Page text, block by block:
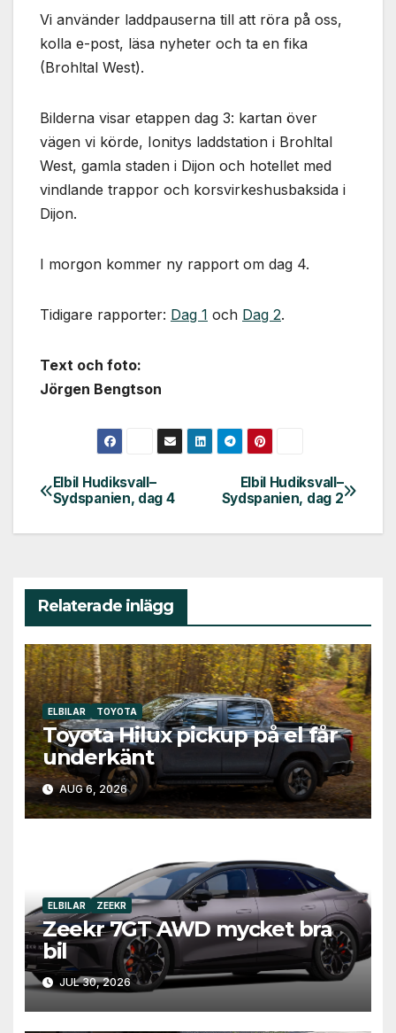
Vi använder laddpauserna till att röra på oss,
kolla e-post, läsa nyheter och ta en fika
(Brohltal West).
Bilderna visar etappen dag 3: kartan över
vägen vi körde, Ionitys laddstation i Brohltal
West, gamla staden i Dijon och hotellet med
vindlande trappor och korsvirkeshusbaksida i
Dijon.
I morgon kommer ny rapport om dag 4.
Tidigare rapporter: Dag 1 och Dag 2.
Text och foto:
Jörgen Bengtson
InläggsnavigeringElbil Hudiksvall–
Sydspanien, dag 2
Elbil Hudiksvall–
Sydspanien, dag 4
Relaterade inlägg
ELBILAR TOYOTA
Toyota Hilux pickup på el får
underkänt
AUG 6, 2026
ELBILAR ZEEKR
Zeekr 7GT AWD mycket bra
bil
JUL 30, 2026